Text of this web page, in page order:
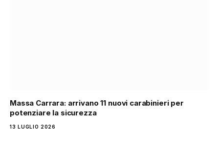
Massa Carrara: arrivano 11 nuovi carabinieri per
potenziare la sicurezza
13 LUGLIO 2026